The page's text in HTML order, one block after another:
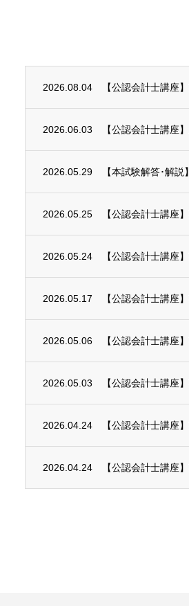
2026.08.04 【公認会計士講座
2026.06.03 【公認会計士講座
2026.05.29 【本試験解答･解
2026.05.25 【公認会計士講座
2026.05.24 【公認会計士講座
2026.05.17 【公認会計士講座
2026.05.06 【公認会計士講座
2026.05.03 【公認会計士講座
2026.04.24 【公認会計士講座
2026.04.24 【公認会計士講座